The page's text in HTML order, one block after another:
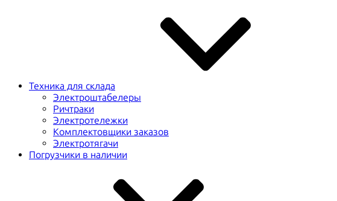
Техника для склада
Электроштабелеры
Ричтраки
Электротележки
Комплектовщики заказов
Электротягачи
Погрузчики в наличии